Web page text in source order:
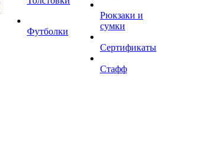
Рюкзаки и
сумки
Сертификаты
Стафф